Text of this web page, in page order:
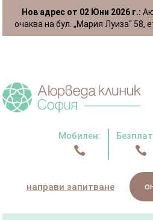
Нов адрес от 02 Юни 2026 г.:
очаква на бул. „Мария Луиза“ 58,
Мобилен:
 
направи запитване